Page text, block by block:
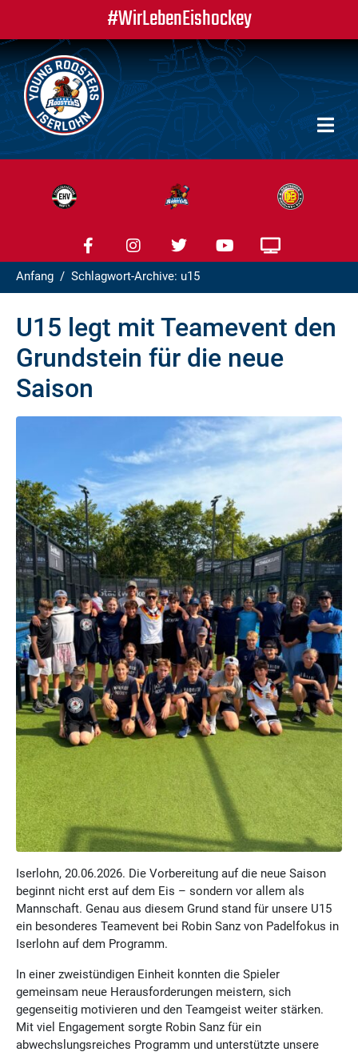
#WirLebenEishockey
Anfang Schlagwort-Archive: u15
U15 legt mit Teamevent den
Grundstein für die neue
Saison
Iserlohn, 20.06.2026. Die Vorbereitung auf die neue Saison
beginnt nicht erst auf dem Eis – sondern vor allem als
Mannschaft. Genau aus diesem Grund stand für unsere U15
ein besonderes Teamevent bei Robin Sanz von Padelfokus in
Iserlohn auf dem Programm.
In einer zweistündigen Einheit konnten die Spieler
gemeinsam neue Herausforderungen meistern, sich
gegenseitig motivieren und den Teamgeist weiter stärken.
Mit viel Engagement sorgte Robin Sanz für ein
abwechslungsreiches Programm und unterstützte unsere